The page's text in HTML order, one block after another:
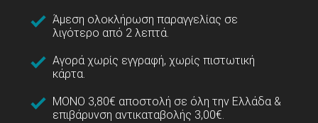
Άμεση ολοκλήρωση παραγγελίας σε
λιγότερο από 2 λεπτά.
Αγορά χωρίς εγγραφή, χωρίς πιστωτική
κάρτα.
ΜΟΝΟ 3,80€ αποστολή σε όλη την Ελλάδα &
επιβάρυνση αντικαταβολής 3,00€.